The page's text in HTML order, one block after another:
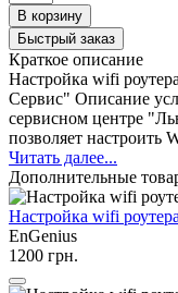
В корзину
Быстрый заказ
Краткое описание
Настройка wifi
Сервис" Описание
сервисном центре
позволяет настроить
Читать далее...
Дополнительные
Настройка wifi
EnGenius
1200 грн.